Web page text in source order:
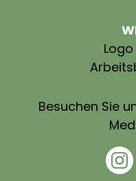
Besuchen Sie